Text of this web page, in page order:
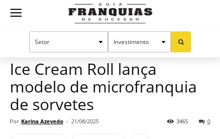
Guia
Mercado de franquias
Ice Cream Roll lança
modelo de microfranquia
de sorvetes
Por Karina Azevedo - 21/08/2025 0
3465